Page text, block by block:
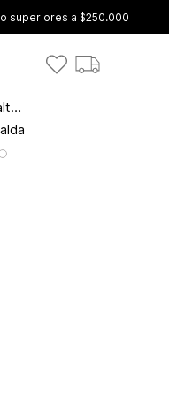
o superiores a $250.000
Vestido corto halter amarre en espalda